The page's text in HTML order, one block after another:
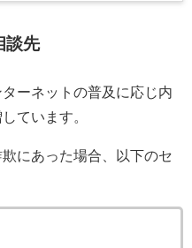
談先
ーネットの普及に応じ内
ています。
にあった場合、以下のセ